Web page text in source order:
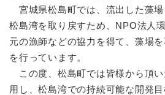
宮城県松島町では、流出した藻
松島湾を取り戻すため、NPO法人
元の漁師などの協力を得て、藻場
を行っています。
この度、松島町では皆様から頂
用し、松島湾での持続可能な開発